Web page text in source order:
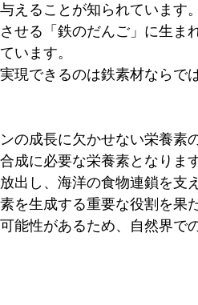
えることが知られています
せる「鉄のだんご」に生ま
います。
現できるのは鉄素材ならで
の成長に欠かせない栄養素
成に必要な栄養素となりま
出し、海洋の食物連鎖を支
を生成する重要な役割を果
能性があるため、自然界で